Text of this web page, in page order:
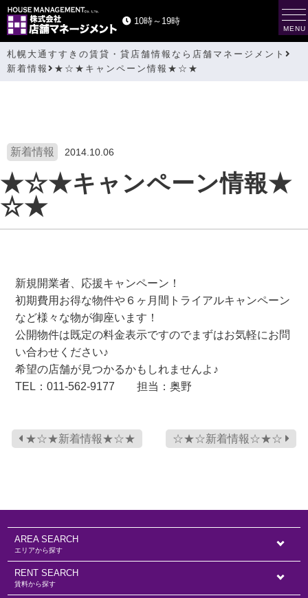
10時～19時
札幌大通すすきの賃貸・貸店舗情報なら店舗マネージメント
新着情報
★☆★キャンペーン情報★☆★
新着情報 2014.10.06
★☆★キャンペーン情報★
☆★
新規開業者、応援キャンペーン！
初期費用お得な物件や６ヶ月間トライアルキャンペーン
など様々な物が御座います！
公開物件は既定の料金表示ですのでまずはお気軽にお問
い合わせください♪
希望の店舗が見つかるかもしれませんよ♪
TEL：011-562-9177 担当：奥野
★☆★新着情報★☆★ ☆★☆新着情報☆★☆
エリアから探す
AREA SEARCH
賃料から探す
RENT SEARCH
t
o
g
g
MENU